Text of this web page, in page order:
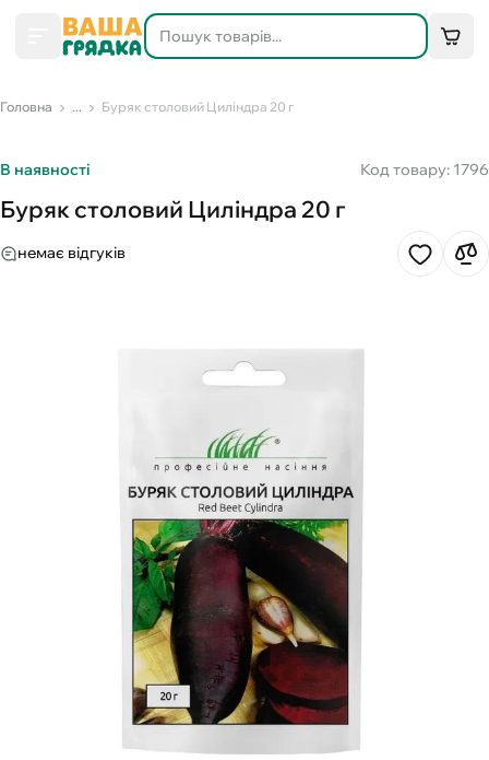
Головна ... Буряк столовий Циліндра 20 г
В наявності Код товару: 1796
Буряк столовий Циліндра 20 г
немає відгуків